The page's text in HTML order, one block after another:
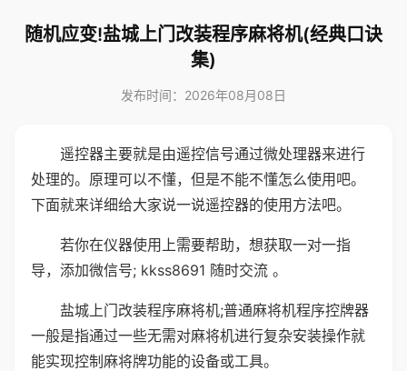
随机应变!盐城上门改装程序麻将机(经典口诀
集)
发布时间：2026年08月08日
遥控器主要就是由遥控信号通过微处理器来进行
处理的。原理可以不懂，但是不能不懂怎么使用吧。
下面就来详细给大家说一说遥控器的使用方法吧。
若你在仪器使用上需要帮助，想获取一对一指
导，添加微信号; kkss8691 随时交流 。
盐城上门改装程序麻将机;普通麻将机程序控牌器
一般是指通过一些无需对麻将机进行复杂安装操作就
能实现控制麻将牌功能的设备或工具。